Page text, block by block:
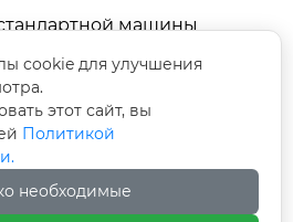
машины
дней после
и внесения предоплаты.
из Азии в порты
Новороссийска занимает
оформление
Таким образом, реальный
cookie для улучшения
этот сайт, вы
Политикой
необходимые